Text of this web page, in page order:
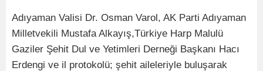
Adıyaman Valisi Dr. Osman Varol, AK Parti Adıyaman
Milletvekili Mustafa Alkayış,Türkiye Harp Malulü
Gaziler Şehit Dul ve Yetimleri Derneği Başkanı Hacı
Erdengi ve il protokolü; şehit aileleriyle buluşarak